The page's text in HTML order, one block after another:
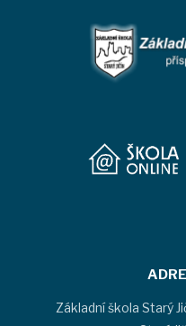
Základní škola Starý